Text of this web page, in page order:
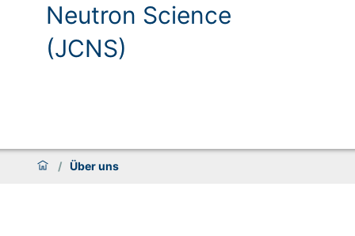
Neutron Science
(JCNS)
/ Über uns